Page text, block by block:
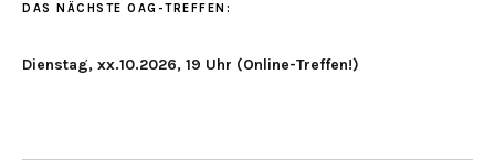
DAS NÄCHSTE OAG-TREFFEN:
Dienstag, xx.10.2026, 19 Uhr (Online-Treffen!)